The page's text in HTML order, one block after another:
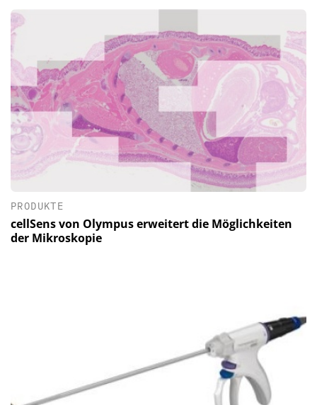
PRODUKTE
cellSens von Olympus erweitert die Möglichkeiten
der Mikroskopie